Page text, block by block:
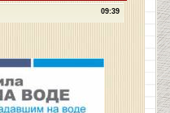
09:39